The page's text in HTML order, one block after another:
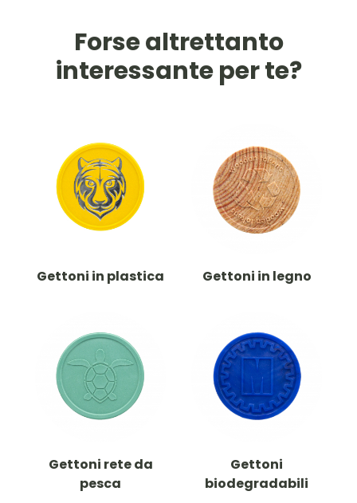
Forse altrettanto
interessante per te?
Gettoni in plastica Gettoni in legno
Gettoni rete da
pesca
Gettoni
biodegradabili